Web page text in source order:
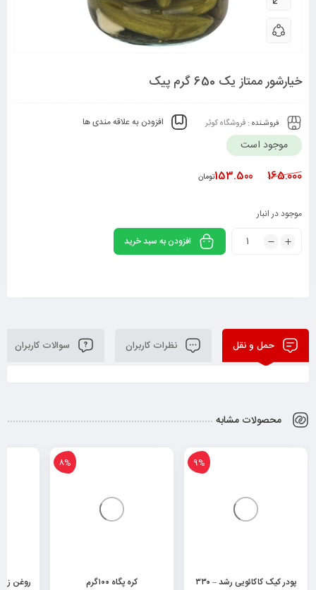
خیارشور ممتاز یک 650 گرم پیک
فروشـنده : فروشگاه کوثر افزودن به علاقه مندی ها
موجود است
165.000
153.500تومان
موجود در انبار
افزودن به سبد خرید
حمل و نقل نظرات کاربران سوالات کاربران
محصولات مشابه
9%
پودر کیک کاکائویی رشد – ۳۳۰
8%
کره پگاه ۱۰۰گرم